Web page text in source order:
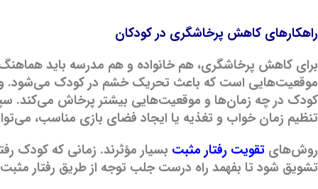
راهکارهای کاهش پرخاشگری در کودکان
برای کاهش پرخاشگری، هم خانواده و هم مدرسه باید
موقعیت‌هایی است که باعث تحریک خشم در کودک می‌شود.
کودک در چه زمان‌ها و موقعیت‌هایی بیشتر پرخاش می‌کند.
تنظیم زمان خواب و تغذیه یا ایجاد فضای بازی مناسب،
روش‌های تقویت رفتار مثبت بسیار مؤثرند. زمانی که کودک
تشویق شود تا بفهمد راه درست جلب توجه از طریق رفتار